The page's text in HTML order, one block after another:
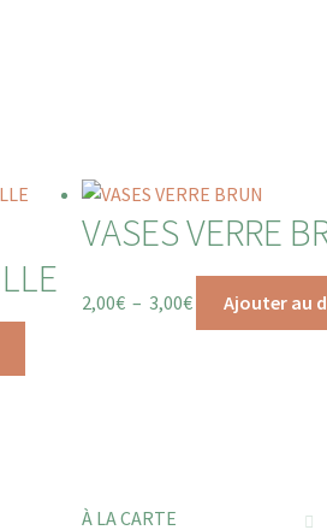
VASES VERRE
2,00€ – 3,00€ Ajouter au
À LA CARTE